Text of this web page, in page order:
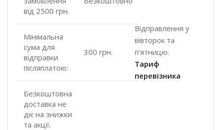
від 2500 грн.
Мінімальна
сума для
відправки
післяплатою:
300 грн.
Безкоштовна
доставка не
діє на знижки
та акції.
Відправлення у
вівторок та
п'ятницю.
Тариф
перевізника